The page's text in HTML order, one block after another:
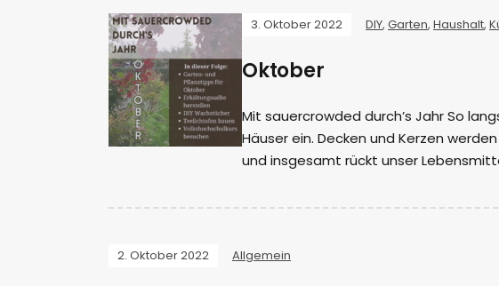
3. Oktober 2022 DIY, Garten, Haushalt,
Oktober
Mit sauercrowded durch’s Jahr So
Häuser ein. Decken und Kerzen
und insgesamt rückt unser
2. Oktober 2022 Allgemein